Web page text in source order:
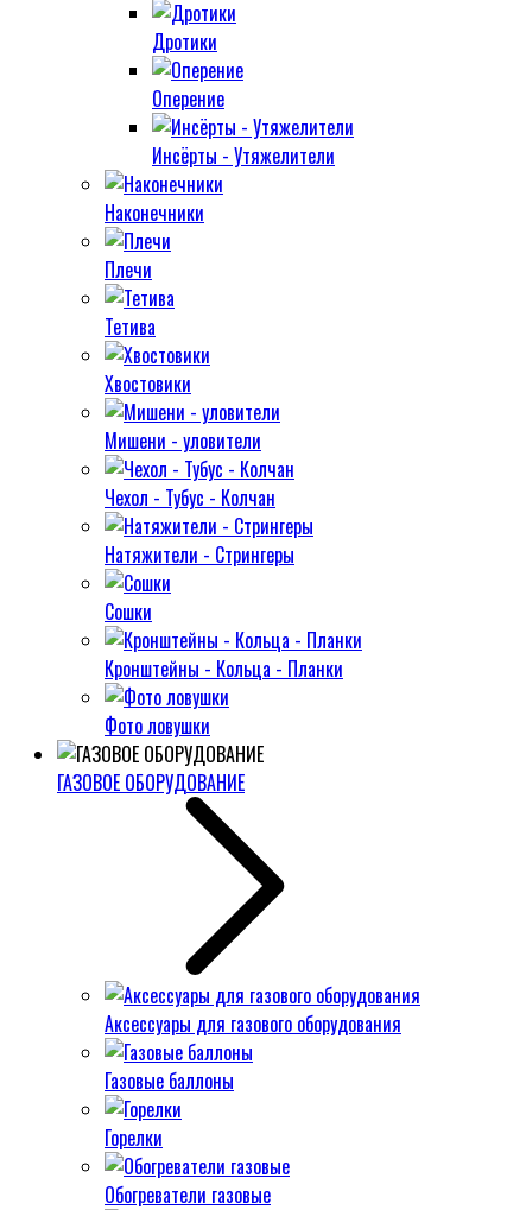
Дротики
Оперение
Инсёрты - Утяжелители
Наконечники
Плечи
Тетива
Хвостовики
Мишени - уловители
Чехол - Тубус - Колчан
Натяжители - Стрингеры
Сошки
Кронштейны - Кольца - Планки
Фото ловушки
ГАЗОВОЕ ОБОРУДОВАНИЕ
Аксессуары для газового оборудования
Газовые баллоны
Горелки
Обогреватели газовые